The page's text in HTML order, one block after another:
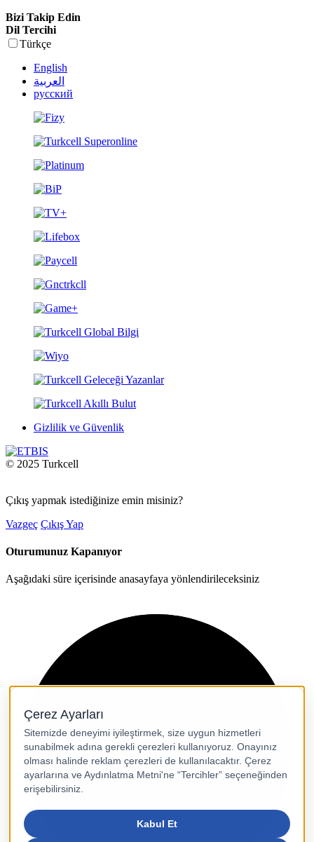
Bizi Takip Edin
Dil Tercihi
Türkçe
English
العربية
русский
Gizlilik ve Güvenlik
© 2025 Turkcell
Çıkış yapmak istediğinize emin misiniz?
Vazgeç Çıkış Yap
Oturumunuz Kapanıyor
Aşağıdaki süre içerisinde anasayfaya yönlendirileceksiniz